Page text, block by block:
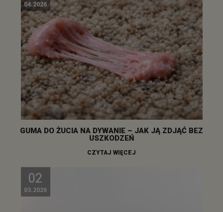
04.2026
GUMA DO ŻUCIA NA DYWANIE – JAK JĄ ZDJĄĆ BEZ
USZKODZEŃ
CZYTAJ WIĘCEJ
02
03.2026